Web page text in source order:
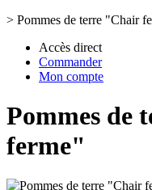
> Pommes de terre "Chair
Accès direct
Commander
Mon compte
Pommes de
ferme"